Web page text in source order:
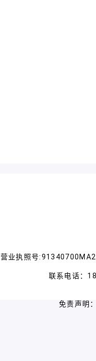
营业执照号
联系电话：
免责声明